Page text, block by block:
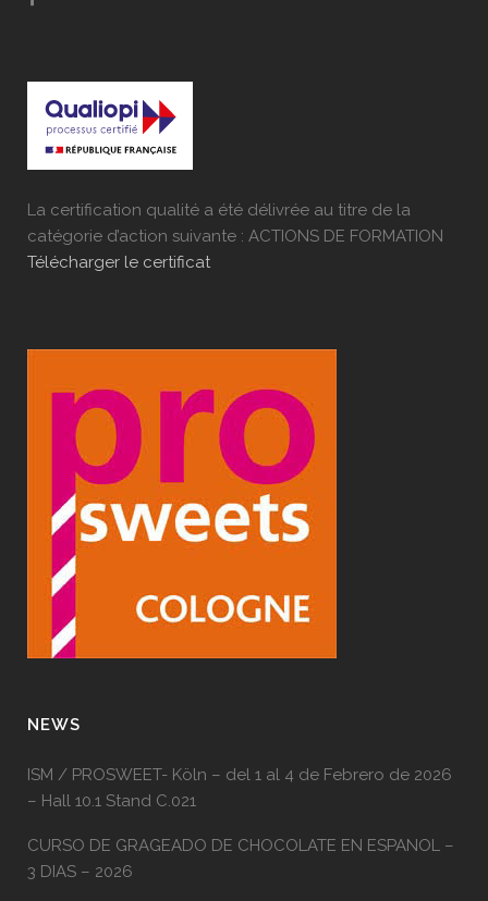
La certification qualité a été délivrée au titre de la
catégorie d’action suivante : ACTIONS DE FORMATION
Télécharger le certificat
NEWS
ISM / PROSWEET- Köln – del 1 al 4 de Febrero de 2026
– Hall 10.1 Stand C.021
CURSO DE GRAGEADO DE CHOCOLATE EN ESPANOL –
3 DIAS – 2026